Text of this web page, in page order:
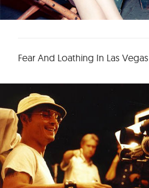
Fear And Loathing In Las Vegas